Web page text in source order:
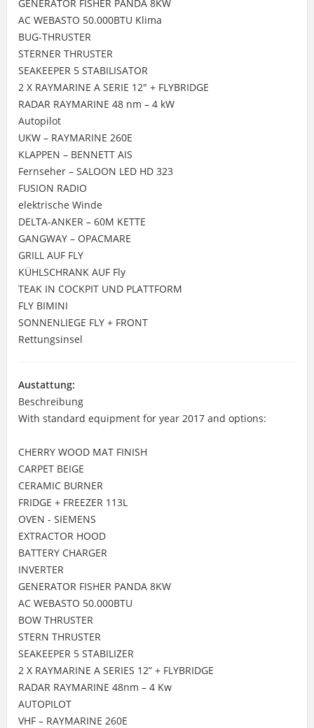
GENERATOR FISHER PANDA 8KW
AC WEBASTO 50.000BTU Klima
BUG-THRUSTER
STERNER THRUSTER
SEAKEEPER 5 STABILISATOR
2 X RAYMARINE A SERIE 12" + FLYBRIDGE
RADAR RAYMARINE 48 nm – 4 kW
Autopilot
UKW – RAYMARINE 260E
KLAPPEN – BENNETT AIS
Fernseher – SALOON LED HD 323
FUSION RADIO
elektrische Winde
DELTA-ANKER – 60M KETTE
GANGWAY – OPACMARE
GRILL AUF FLY
KÜHLSCHRANK AUF Fly
TEAK IN COCKPIT UND PLATTFORM
FLY BIMINI
SONNENLIEGE FLY + FRONT
Rettungsinsel
Austattung:
Beschreibung
With standard equipment for year 2017 and options:
CHERRY WOOD MAT FINISH
CARPET BEIGE
CERAMIC BURNER
FRIDGE + FREEZER 113L
OVEN - SIEMENS
EXTRACTOR HOOD
BATTERY CHARGER
INVERTER
GENERATOR FISHER PANDA 8KW
AC WEBASTO 50.000BTU
BOW THRUSTER
STERN THRUSTER
SEAKEEPER 5 STABILIZER
2 X RAYMARINE A SERIES 12” + FLYBRIDGE
RADAR RAYMARINE 48nm – 4 Kw
AUTOPILOT
VHF – RAYMARINE 260E